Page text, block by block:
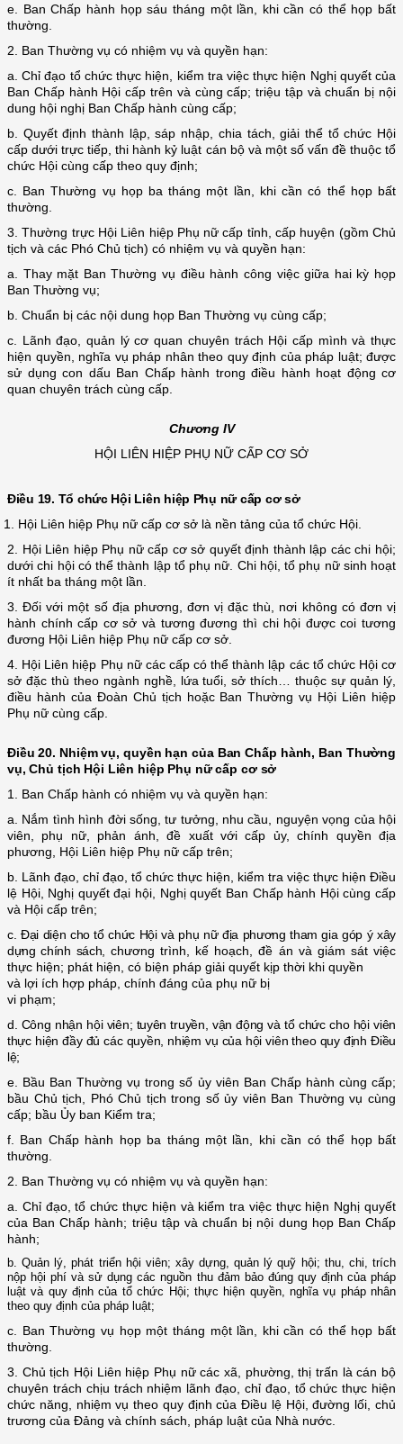
e. Ban Chấp hành họp sáu tháng một lần, khi cần có thể họp bất
thường.
2. Ban Thường vụ có nhiệm vụ và quyền hạn:
a. Chỉ đạo tổ chức thực hiện, kiểm tra việc thực hiện Nghị quyết của
Ban Chấp hành Hội cấp trên và cùng cấp; triệu tập và chuẩn bị nội
dung hội nghị Ban Chấp hành cùng cấp;
b. Quyết định thành lập, sáp nhập, chia tách, giải thể tổ chức Hội
cấp dưới trực tiếp, thi hành kỷ luật cán bộ và một số vấn đề thuộc tổ
chức Hội cùng cấp theo quy định;
c. Ban Thường vụ họp ba tháng một lần, khi cần có thể họp bất
thường.
3. Thường trực Hội Liên hiệp Phụ nữ cấp tỉnh, cấp huyện (gồm Chủ
tịch và các Phó Chủ tịch) có nhiệm vụ và quyền hạn:
a. Thay mặt Ban Thường vụ điều hành công việc giữa hai kỳ họp
Ban Thường vụ;
b. Chuẩn bị các nội dung họp Ban Thường vụ cùng cấp;
c. Lãnh đạo, quản lý cơ quan chuyên trách Hội cấp mình và thực
hiện quyền, nghĩa vụ pháp nhân theo quy định của pháp luật; được
sử dụng con dấu Ban Chấp hành trong điều hành hoạt động cơ
quan chuyên trách cùng cấp.
Chương IV
HỘI LIÊN HIỆP PHỤ NỮ CẤP CƠ SỞ
Điều 19. Tổ chức Hội Liên hiệp Phụ nữ cấp cơ sở
1. Hội Liên hiệp Phụ nữ cấp cơ sở là nền tảng của tổ chức Hội.
2. Hội Liên hiệp Phụ nữ cấp cơ sở quyết định thành lập các chi hội;
dưới chi hội có thể thành lập tổ phụ nữ. Chi hội, tổ phụ nữ sinh hoạt
ít nhất ba tháng một lần.
3. Đối với một số địa phương, đơn vị đặc thù, nơi không có đơn vị
hành chính cấp cơ sở và tương đương thì chi hội được coi tương
đương Hội Liên hiệp Phụ nữ cấp cơ sở.
4. Hội Liên hiệp Phụ nữ các cấp có thể thành lập các tổ chức Hội cơ
sở đặc thù theo ngành nghề, lứa tuổi, sở thích… thuộc sự quản lý,
điều hành của Đoàn Chủ tịch hoặc Ban Thường vụ Hội Liên hiệp
Phụ nữ cùng cấp.
Điều 20. Nhiệm vụ, quyền hạn của Ban Chấp hành, Ban Thường
vụ, Chủ tịch Hội Liên hiệp Phụ nữ cấp cơ sở
1. Ban Chấp hành có nhiệm vụ và quyền hạn:
a. Nắm tình hình đời sống, tư tưởng, nhu cầu, nguyện vọng của hội
viên, phụ nữ, phản ánh, đề xuất với cấp ủy, chính quyền địa
phương, Hội Liên hiệp Phụ nữ cấp trên;
b. Lãnh đạo, chỉ đạo, tổ chức thực hiện, kiểm tra việc thực hiện Điều
lệ Hội, Nghị quyết đại hội, Nghị quyết Ban Chấp hành Hội cùng cấp
và Hội cấp trên;
c. Đại diện cho tổ chức Hội và phụ nữ địa phươngtham gia góp ý xây
dựng chính sách,
chương trình, kế hoạch, đề án và giám sát việc
thực hiện; phát hiện, có biện pháp giải quyết kịp thời khi quyền
và lợi ích hợp pháp, chính đáng của phụ nữ bị
vi phạm;
d. Công nhận hội viên; tuyên truyền, vận động và tổ chức cho hội viên
thực hiện đầy đủ các quyền, nhiệm vụ của hội viên theo quy định Điều
lệ;
e. Bầu Ban Thường vụ trong số ủy viên Ban Chấp hành cùng cấp;
bầu Chủ tịch, Phó Chủ tịch trong số ủy viên Ban Thường vụ cùng
cấp; bầu Ủy ban Kiểm tra;
f. Ban Chấp hành họp ba tháng một lần, khi cần có thể họp bất
thường.
2. Ban Thường vụ có nhiệm vụ và quyền hạn:
a. Chỉ đạo, tổ chức thực hiện và kiểm tra việc thực hiện Nghị quyết
của Ban Chấp hành; triệu tập và chuẩn bị nội dung họp Ban Chấp
hành;
b. Quản lý, phát triển hội viên; xây dựng, quản lý quỹ hội; thu, chi, trích
nộp hội phí và sử dụng các nguồn thu đảm bảo đúng quy định của pháp
luật và quy định của tổ chức Hội; thực hiện quyền, nghĩa vụ pháp nhân
theo quy định của pháp luật;
c. Ban Thường vụ họp một tháng một lần, khi cần có thể họp bất
thường.
3. Chủ tịch Hội Liên hiệp Phụ nữ các xã, phường, thị trấn là cán bộ
chuyên trách chịu trách nhiệm lãnh đạo, chỉ đạo, tổ chức thực hiện
chức năng, nhiệm vụ theo quy định của Điều lệ Hội, đường lối, chủ
trương của Đảng và chính sách, pháp luật của Nhà nước.